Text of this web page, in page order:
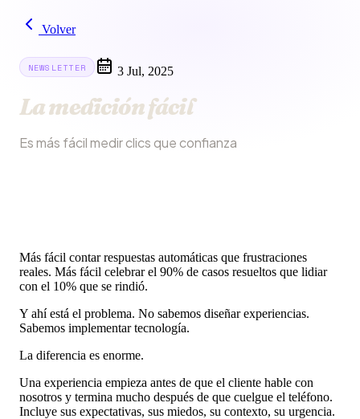
Volver
NEWSLETTER 3 Jul, 2025
La medición fácil
Es más fácil medir clics que confianza
Más fácil contar respuestas automáticas que frustraciones
reales. Más fácil celebrar el 90% de casos resueltos que lidiar
con el 10% que se rindió.
Y ahí está el problema. No sabemos diseñar experiencias.
Sabemos implementar tecnología.
La diferencia es enorme.
Una experiencia empieza antes de que el cliente hable con
nosotros y termina mucho después de que cuelgue el teléfono.
Incluye sus expectativas, sus miedos, su contexto, su urgencia.